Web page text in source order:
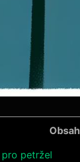
Obsah
petržel